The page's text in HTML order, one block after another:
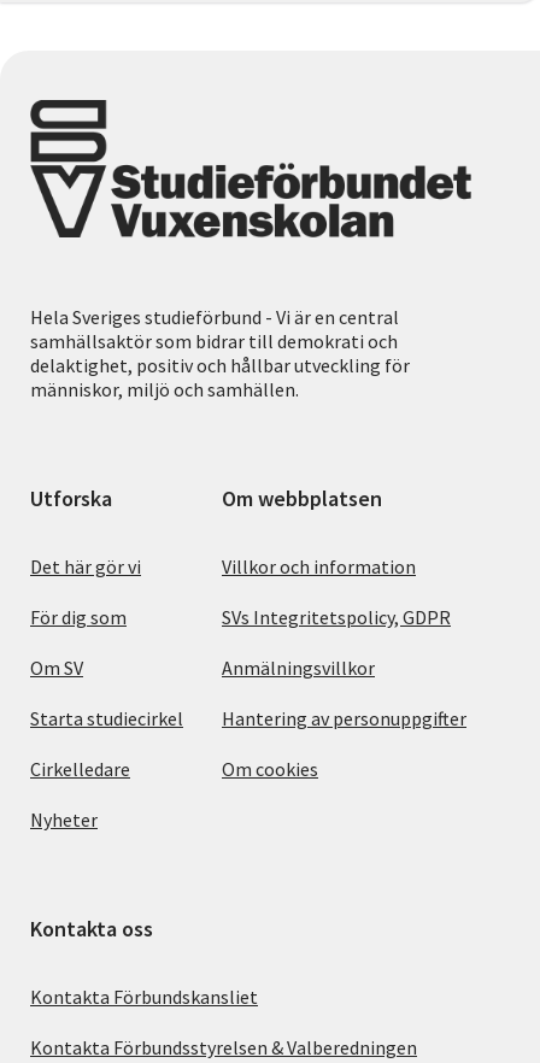
Hela Sveriges studieförbund - Vi är en central
samhällsaktör som bidrar till demokrati och
delaktighet, positiv och hållbar utveckling för
människor, miljö och samhällen.
Utforska
Det här gör vi
För dig som
Om SV
Starta studiecirkel
Cirkelledare
Nyheter
Om webbplatsen
Villkor och information
SVs Integritetspolicy, GDPR
Anmälningsvillkor
Hantering av personuppgifter
Om cookies
Kontakta oss
Kontakta Förbundskansliet
Kontakta Förbundsstyrelsen & Valberedningen